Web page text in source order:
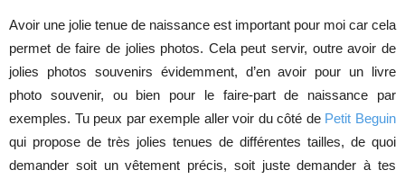
Avoir une jolie tenue de naissance est important pour moi car cela
permet de faire de jolies photos. Cela peut servir, outre avoir de
jolies photos souvenirs évidemment, d’en avoir pour un livre
photo souvenir, ou bien pour le faire-part de naissance par
exemples. Tu peux par exemple aller voir du côté de Petit Beguin
qui propose de très jolies tenues de différentes tailles, de quoi
demander soit un vêtement précis, soit juste demander à tes